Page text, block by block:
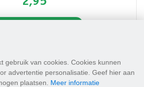
gebruik van cookies. Cookies kunnen
advertentie personalisatie. Geef hier aan
plaatsen. Meer informatie